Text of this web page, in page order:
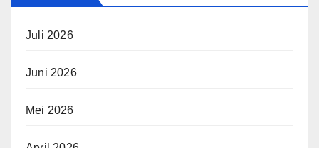
Juli 2026
Juni 2026
Mei 2026